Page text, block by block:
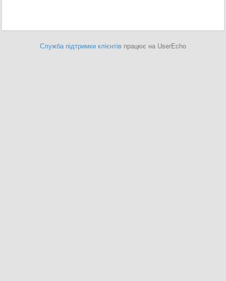
Служба підтримки клієнтів працює на UserEcho